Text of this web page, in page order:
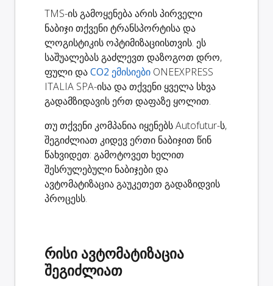
TMS-ის გამოყენება არის პირველი
ნაბიჯი თქვენი ტრანსპორტისა და
ლოგისტიკის ოპტიმიზაციისთვის. ეს
საშუალებას გაძლევთ დაზოგოთ დრო,
ფული დაCO2 ემისიები ONEEXPRESS
ITALIA SPA-ისა და თქვენი ყველა სხვა
გადამზიდავის ერთ დაფაზე ყოლით.
თუ თქვენი კომპანია იყენებს Autofutur-ს,
შეგიძლიათ კიდევ ერთი ნაბიჯით წინ
წახვიდეთ: გამოტოვეთ ხელით
შესრულებული ნაბიჯები და
ავტომატიზაცია გაუკეთეთ გადაზიდვის
პროცესს.
რისი ავტომატიზაცია
შეგიძლიათ